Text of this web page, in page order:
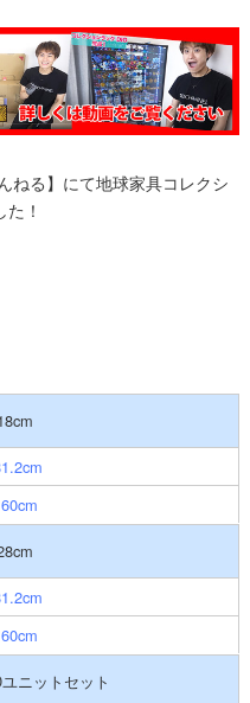
ねる】にて地球家具コレクシ
！
ニットセット